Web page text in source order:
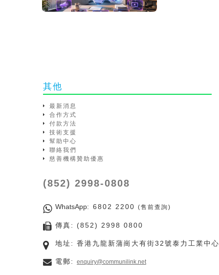
其他
最新消息
合作方式
付款方法
技術支援
幫助中心
聯絡我們
慈善機構贊助優惠
(852) 2998-0808
WhatsApp: 6802 2200 (售前查詢)
傳真: (852) 2998 0800
地址: 香港九龍新蒲崗大有街32號泰力工業中
電郵: enquiry@communilink.net